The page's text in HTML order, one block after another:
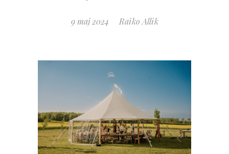
9 maj 2024 Raiko Allik